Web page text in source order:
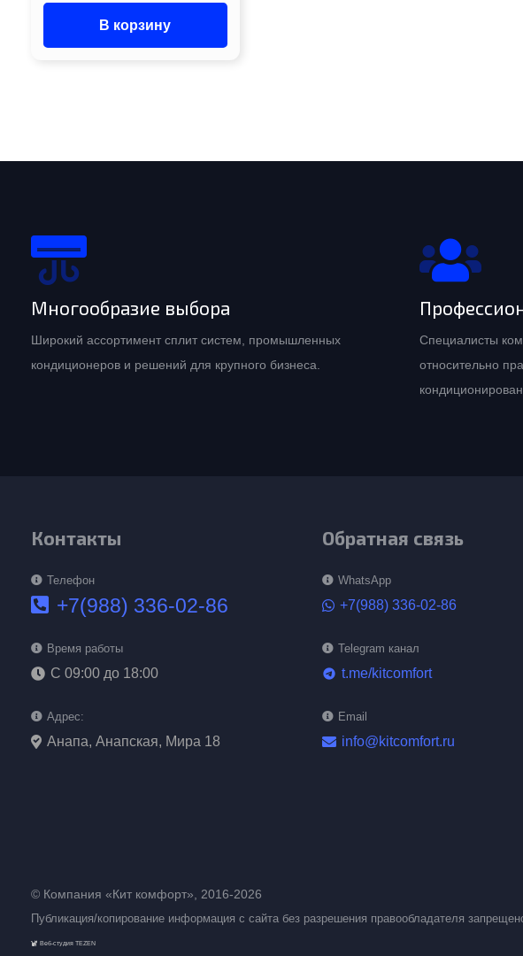
В корзину
Многообразие выбора
Широкий ассортимент сплит систем, промышленных
кондиционеров и решений для крупного бизнеса.
Специалисты
относительно
Контакты
Телефон
+7(988) 336-02-86
Время работы
С 09:00 до 18:00
Адрес:
Анапа, Анапская, Мира 18
Обратная связь
WhatsApp
+7(988) 336-02-86
Telegram канал
telegram t.me/kitcomfort
Email
info@kitcomfort.ru
© Компания «Кит комфорт», 2016-2026
Публикация/копирование информация с сайта без разрешения правообладателя
Веб-студия TEZEN